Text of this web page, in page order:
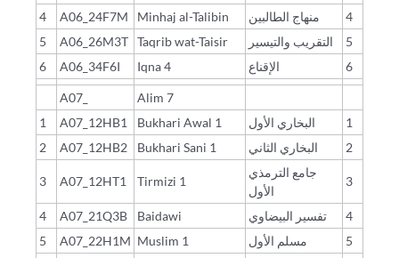
4 A06_24F7M Minhaj al-Talibin منهاج الطالبين
4
5
A06_26M3T Taqrib wat-Taisir التقريب والتيسير
5
6
A06_34F6I Iqna 4 الإقناع 6
A07_
Alim 7
1
A07_12HB1 Bukhari Awal 1 البخاري الأول
1
2
A07_12HB2 Bukhari Sani 1 البخاري الثاني 2
3 A07_12HT1 Tirmizi 1
جامع الترمذي
الأول
3
4 A07_21Q3B Baidawi تفسير البيضاوي
4
5
A07_22H1M Muslim 1 مسلم الأول
5